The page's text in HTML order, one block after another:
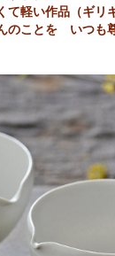
て軽い作品（ギリ
のことを いつも